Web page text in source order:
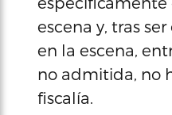
escena y, tras
en la escena,
no admitida, no
fiscalía.